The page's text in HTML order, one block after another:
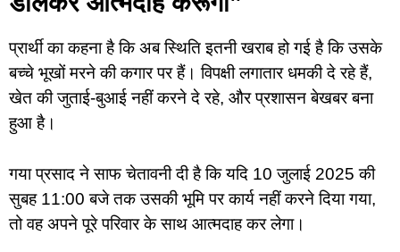
प्रार्थी का कहना है कि अब स्थिति इतनी खराब हो गई है कि उसके
बच्चे भूखों मरने की कगार पर हैं। विपक्षी लगातार धमकी दे रहे हैं,
खेत की जुताई-बुआई नहीं करने दे रहे, और प्रशासन बेखबर बना
हुआ है।
गया प्रसाद ने साफ चेतावनी दी है कि यदि 10 जुलाई 2025 की
सुबह 11:00 बजे तक उसकी भूमि पर कार्य नहीं करने दिया गया,
तो वह अपने पूरे परिवार के साथ आत्मदाह कर लेगा।